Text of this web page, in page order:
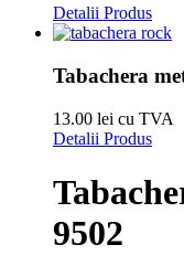
Detalii Produs
Tabachera
13.00 lei cu TVA
Detalii Produs
9502